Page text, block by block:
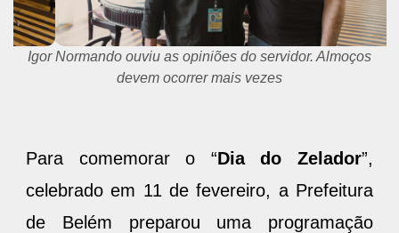
Igor Normando ouviu as opiniões do servidor. Almoços
devem ocorrer mais vezes
Para comemorar o “Dia do Zelador”,
celebrado em 11 de fevereiro, a Prefeitura
de Belém preparou uma programação